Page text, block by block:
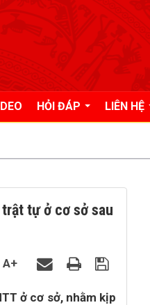
HỎI ĐÁP LIÊN HỆ
tự ở cơ sở sau
A+
ở cơ sở, nhằm kịp